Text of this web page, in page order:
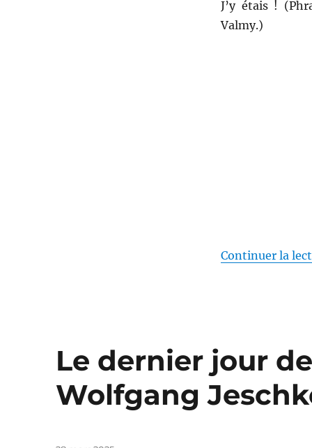
J’y étais !
Valmy.)
Continuer la
Le dernier jour
Wolfgang